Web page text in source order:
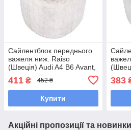
Сайлентблок переднього
важеля ниж. Raiso
(Швеція) Audi A4 B6 Avant,
4D083AB UAYPMPP7
411 ₴ 452 ₴
Купити
А6
383
Акційні пропозиції та новинки